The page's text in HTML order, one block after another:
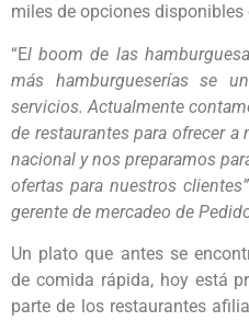
miles de opciones disponibles
“El boom de las
más hamburgueserías se
servicios. Actualmente
de restaurantes para ofrecer
nacional y nos preparamos
ofertas para nuestros
gerente de mercadeo de
Un plato que antes se
de comida rápida, hoy está
parte de los restaurantes